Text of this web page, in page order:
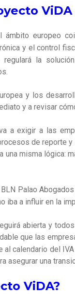
ViDA
ámbito europeo
y el control
regulará la
y los
y a revisar
a exigir a las
de reporte
una misma lógica:
Palao
iba a influir en la
abierta y
que las
calendario del
asegurar una
ViDA?